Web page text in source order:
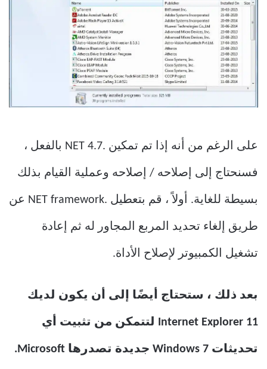
على الرغم من أنه إذا تم تمكين .NET 4.7 بالفعل ،
فسنحتاج إلى إصلاحه / إصلاحه وعملية القيام بذلك
بسيطة للغاية. أولاً ، قم بتعطيل .NET framework عن
طريق إلغاء تحديد المربع المجاور له ثم إعادة
تشغيل الكمبيوتر لإصلاح الأداة.
بعد ذلك ، ستحتاج أيضًا إلى أن يكون لديك
Internet Explorer 11 لتتمكن من تثبيت أي
تحديثات Windows 7 جديدة تصدرها Microsoft.